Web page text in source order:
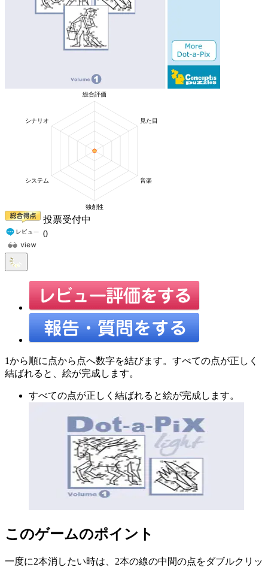
投票受付中
0
1から順に点から点へ数字を結びます。すべての点が正しく
結ばれると、絵が完成します。
すべての点が正しく結ばれると絵が完成します。
このゲームのポイント
一度に2本消したい時は、2本の線の中間の点をダブルクリッ